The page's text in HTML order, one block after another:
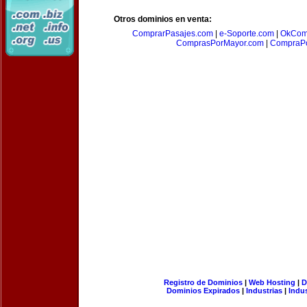
Otros dominios en venta:
ComprarPasajes.com
e-Soporte.com
ComprasPorMayor.com|
Registro de Dominios| Web Hosting |
Dominios Expirados | Industrias |